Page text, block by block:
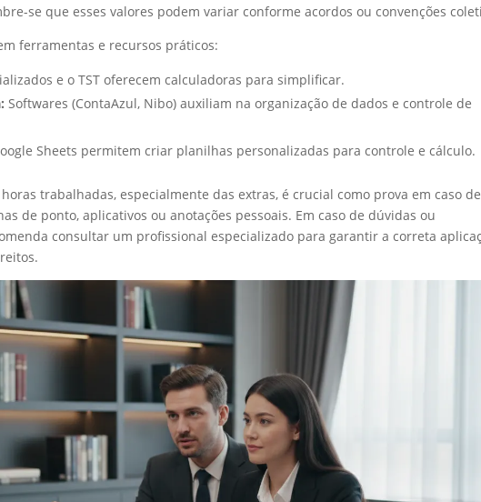
se que esses valores podem variar conforme acordos ou convenções
ferramentas e recursos práticos:
e o TST oferecem calculadoras para simplificar.
Softwares (ContaAzul, Nibo) auxiliam na organização de dados e controle de
Sheets permitem criar planilhas personalizadas para controle e cálculo.
trabalhadas, especialmente das extras, é crucial como prova em caso de
de ponto, aplicativos ou anotações pessoais. Em caso de dúvidas ou
consultar um profissional especializado para garantir a correta